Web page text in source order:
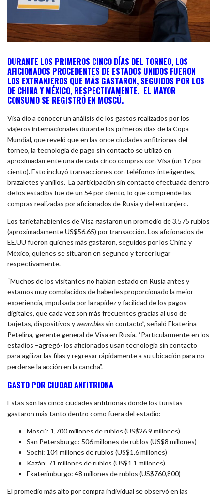
DURANTE LOS PRIMEROS CINCO DÍAS DEL TORNEO, LOS
AFICIONADOS PROCEDENTES DE ESTADOS UNIDOS FUERON
LOS EXTRANJEROS QUE MÁS GASTARON, SEGUIDOS POR LOS
DE CHINA Y MÉXICO, RESPECTIVAMENTE. EL MAYOR
CONSUMO SE REGISTRÓ EN MOSCÚ.
Visa dio a conocer un análisis de los gastos realizados por los
viajeros internacionales durante los primeros días de la Copa
Mundial, que reveló que en las once ciudades anfitrionas del
torneo, la tecnología de pago sin contacto se utilizó en
aproximadamente una de cada cinco compras con Visa (un 17 por
ciento). Esto incluyó transacciones con teléfonos inteligentes,
brazaletes y anillos. La participación sin contacto efectuada dentro
de los estadios fue de un 54 por ciento, lo que comprende las
compras realizadas por aficionados de Rusia y del extranjero.
Los tarjetahabientes de Visa gastaron un promedio de 3,575 rublos
(aproximadamente US$56.65) por transacción. Los aficionados de
EE.UU fueron quienes más gastaron, seguidos por los China y
México, quienes se situaron en segundo y tercer lugar
respectivamente.
“Muchos de los visitantes no habían estado en Rusia antes y
estamos muy complacidos de haberles proporcionado la mejor
experiencia, impulsada por la rapidez y facilidad de los pagos
digitales, que cada vez son más frecuentes gracias al uso de
tarjetas, dispositivos ywearables sin contacto”, señaló Ekaterina
Petelina, gerente general de Visa en Rusia. “Particularmente en los
estadios –agregó- los aficionados usan tecnología sin contacto
para agilizar las filas y regresar rápidamente a su ubicación para no
perderse la acción en la cancha”.
GASTO POR CIUDAD ANFITRIONA
Estas son las cinco ciudades anfitrionas donde los turistas
gastaron más tanto dentro como fuera del estadio:
Moscú: 1,700 millones de rublos (US$26.9 millones)
San Petersburgo: 506 millones de rublos (US$8 millones)
Sochi: 104 millones de rublos (US$1.6 millones)
Kazán: 71 millones de rublos (US$1.1 millones)
Ekaterimburgo: 48 millones de rublos (US$760,800)
El promedio más alto por compra individual se observó en las